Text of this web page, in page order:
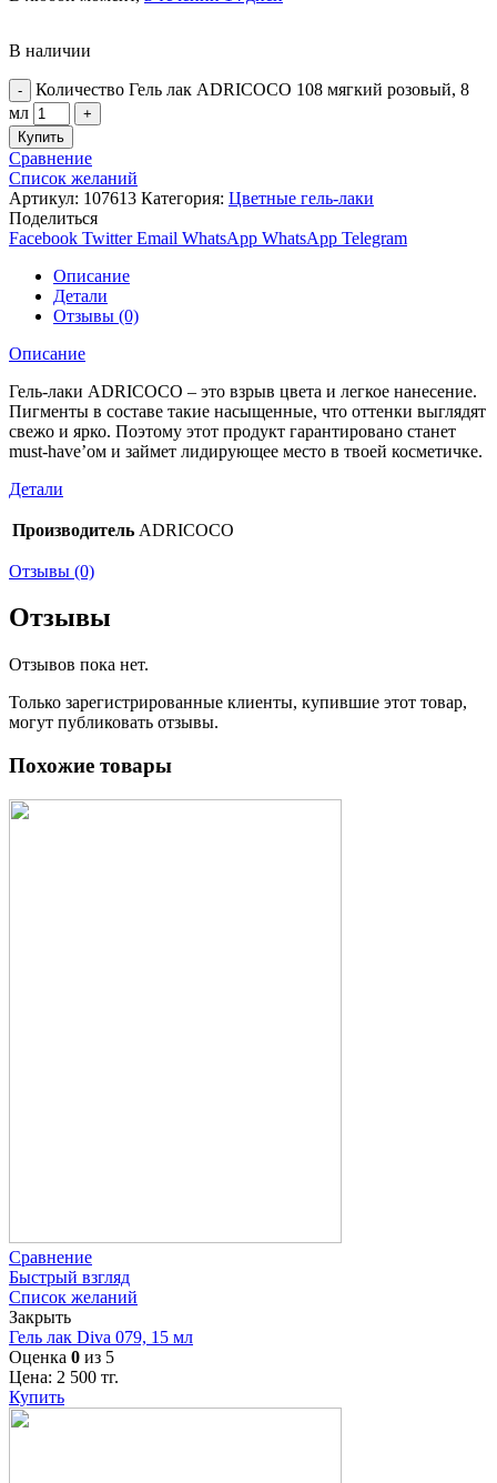
В наличии
Количество Гель лак ADRICOCO 108 мягкий розовый, 8
мл
Купить
Сравнение
Список желаний
Артикул: 107613 Категория: Цветные гель-лаки
Поделиться
Facebook Twitter Email WhatsApp WhatsApp Telegram
Описание
Детали
Отзывы (0)
Описание
Гель-лаки ADRICOCO – это взрыв цвета и легкое нанесение.
Пигменты в составе такие насыщенные, что оттенки выглядят
свежо и ярко. Поэтому этот продукт гарантировано станет
must-have’ом и займет лидирующее место в твоей косметичке.
Детали
Производитель ADRICOCO
Отзывы (0)
Отзывы
Отзывов пока нет.
Только зарегистрированные клиенты, купившие этот товар,
могут публиковать отзывы.
Похожие товары
Сравнение
Быстрый взгляд
Список желаний
Закрыть
Гель лак Diva 079, 15 мл
Оценка 0 из 5
Цена: 2 500 тг.
Купить